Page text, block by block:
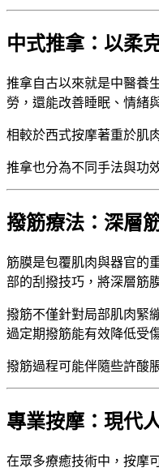
中式推拿：以柔
推拿自古以來就是中醫養
勞，還能改善睡眠、情緒
相較於西式按摩著重於肌
推拿也分為不同手法與功
撥筋療法：深層
筋膜是包覆肌肉與器官的
部的刮撥技巧，將深層筋
撥筋不僅針對局部肌肉緊
過定期撥筋能有效降低受
撥筋過程可能伴隨些許酸
專業按摩：現代
在眾多療癒技術中，按摩